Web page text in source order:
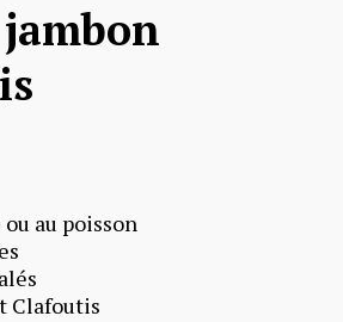
au poisson
Clafoutis